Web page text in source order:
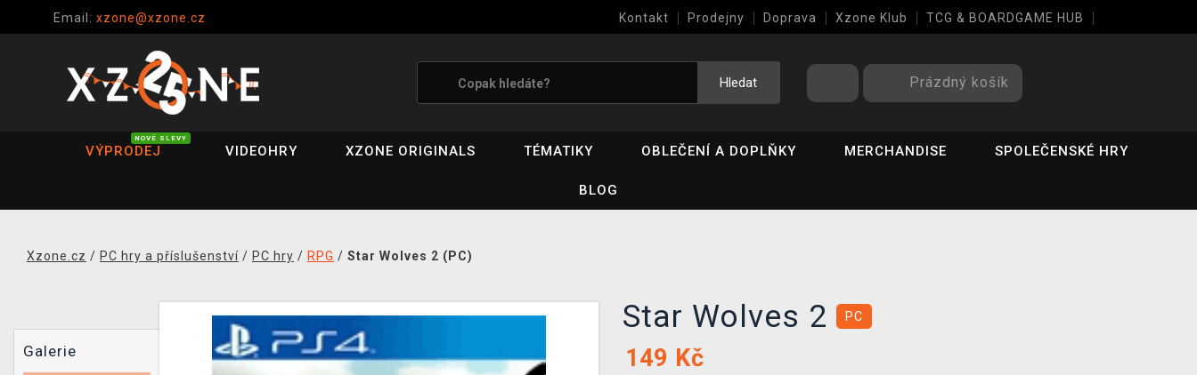
Email: xzone@xzone.cz Kontakt Prodejny Doprava Xzone Klub TCG & BOARDGAME HUB
Hledat Prázdný košík
VÝPRODEJ
NOVÉ SLEVY
VIDEOHRY XZONE ORIGINALS TÉMATIKY OBLEČENÍ A DOPLŇKY MERCHANDISE SPOLEČENSKÉ HRY
BLOG
Xzone.cz / PC hry a příslušenství / PC hry / RPG / Star Wolves 2 (PC)
Galerie
Star Wolves 2 PC
149 Kč